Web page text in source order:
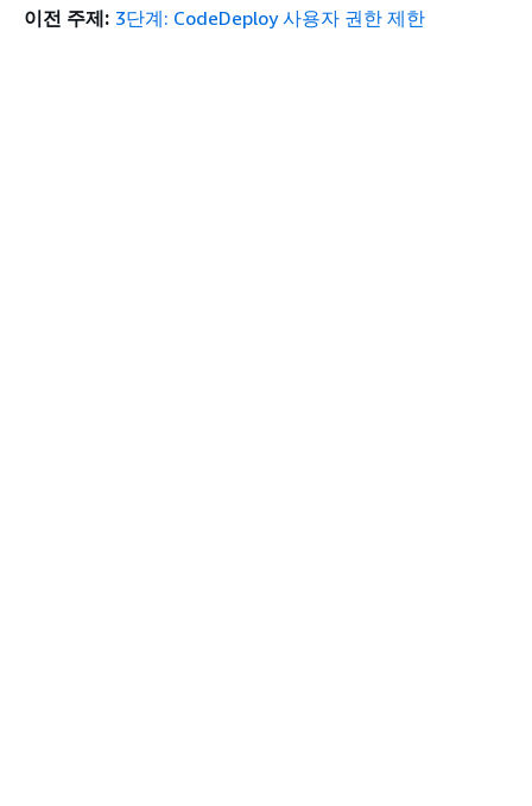
이전 주제: 3단계: CodeDeploy 사용자 권한 제한